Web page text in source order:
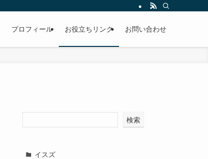
プロフィール お役立ちリンク お問い合わせ
検索
イスズ